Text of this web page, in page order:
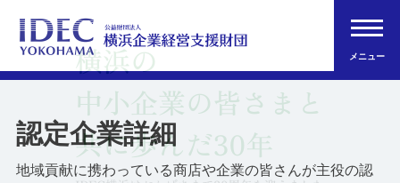
メニュー
認定企業詳細
地域貢献に携わっている商店や企業の皆さんが主役の認